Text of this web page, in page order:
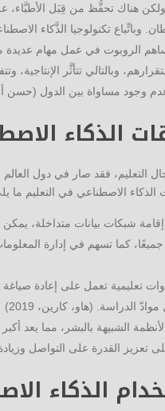
هناك تحفُّظ من قِبَل الأطبَّاء،
وباتِّباع تكنولوجيا الذَّكاء
الروبوت في عمل مهام
وبالتالي تتأثَّر
مساواة بين الدول (حسن أحمد
الذكاء
التعليم، فقد صار في دول
الذكاء الاصطناعي في التعليم ما
شبكات بيانات متداخلة،
كما تسهم في إدارة
تعمل على إعادة صياغة
(هاو، كارين، 2019)
الشبيهة بالبشر، مما يعد
تعزيز القدرة على التواصل وزيادة
الذكاء